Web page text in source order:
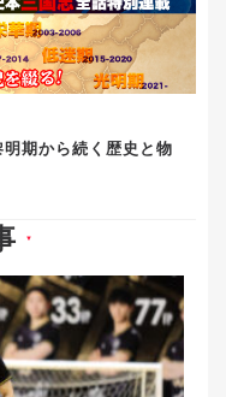
明期から続く歴史と物
▼